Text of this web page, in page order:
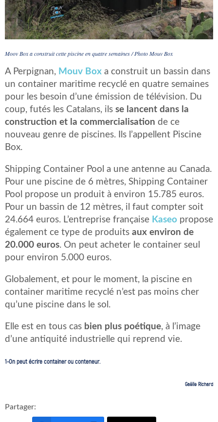
Moov Box a construit cette piscine en quatre semaines / Photo Mouv Box
A Perpignan, Mouv Box a construit un bassin dans
un container maritime recyclé en quatre semaines
pour les besoin d’une émission de télévision. Du
coup, futés les Catalans, ils se lancent dans la
construction et la commercialisation de ce
nouveau genre de piscines. Ils l’appellent Piscine
Box.
Shipping Container Pool a une antenne au Canada.
Pour une piscine de 6 mètres, Shipping Container
Pool propose un produit à environ 15.785 euros.
Pour un bassin de 12 mètres, il faut compter soit
24.664 euros. L’entreprise française Kaseo propose
également ce type de produits aux environ de
20.000 euros. On peut acheter le container seul
pour environ 5.000 euros.
Globalement, et pour le moment, la piscine en
container maritime recyclé n’est pas moins cher
qu’une piscine dans le sol.
Elle est en tous cas bien plus poétique, à l’image
d’une antiquité industrielle qui reprend vie.
1-On peut écrire container ou conteneur.
Gaëlle Richard
Partager: